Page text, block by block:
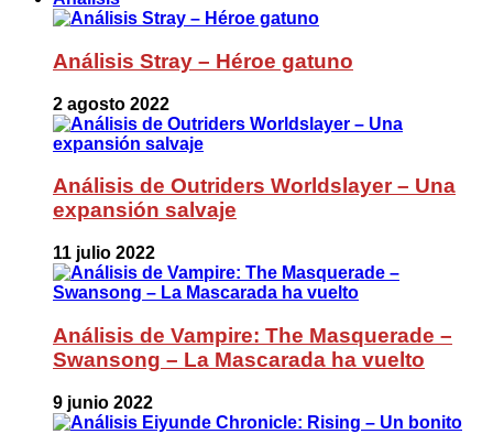
Análisis Stray – Héroe gatuno
2 agosto 2022
Análisis de Outriders Worldslayer – Una
expansión salvaje
11 julio 2022
Análisis de Vampire: The Masquerade –
Swansong – La Mascarada ha vuelto
9 junio 2022